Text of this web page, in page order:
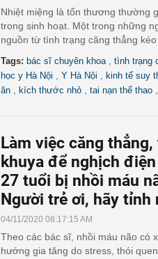
Nhiệt miệng là tổn thương thường
trong sinh hoạt. Một trong những
nguồn từ tình trạng căng thẳng kéo
Tags: bác sĩ chuyên khoa tình trạng
học y Hà Nội
Y Hà Nội kinh tế suy
ăn
kích thước nhỏ tai nạn thể thao
Làm việc căng
khuya để nghịch
27 tuổi bị nhồi máu
Người trẻ ơi, hãy tỉnh
04/11/2020 08:17:15 AM
Theo các bác sĩ, nhồi máu não có
hướng gia tăng do stress, thói